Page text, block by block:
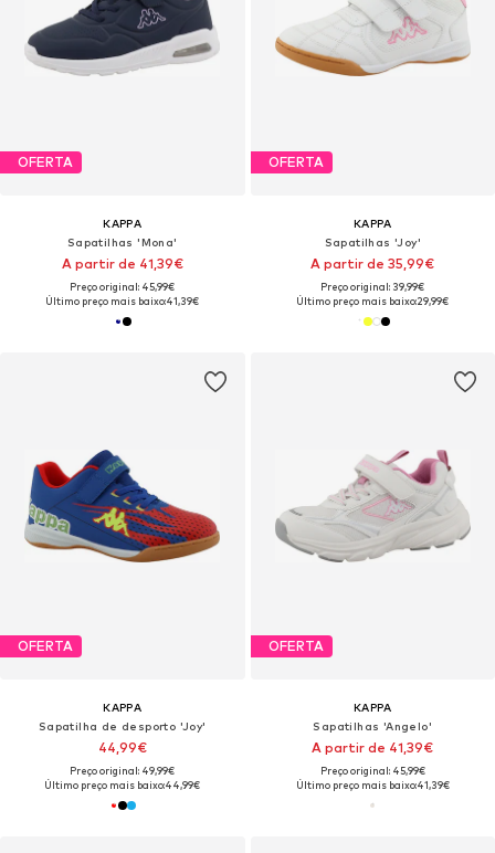
OFERTA
KAPPA
Sapatilhas 'Mona'
A partir de 41,39€
Preço original: 45,99€
Último preço mais baixo:41,39€
OFERTA
KAPPA
Sapatilhas 'Joy'
A partir de 35,99€
Preço original: 39,99€
Último preço mais baixo:29,99€
OFERTA
KAPPA
Sapatilha de desporto 'Joy'
44,99€
Preço original: 49,99€
Último preço mais baixo:44,99€
OFERTA
KAPPA
Sapatilhas 'Angelo'
A partir de 41,39€
Preço original: 45,99€
Último preço mais baixo:41,39€